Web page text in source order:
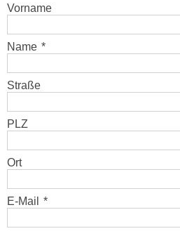
Vorname
Name *
Straße
PLZ
Ort
E-Mail *